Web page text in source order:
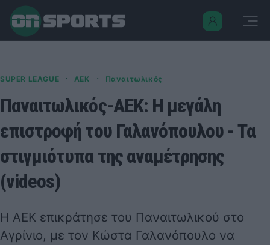
SUPER LEAGUE · ΑΕΚ · Παναιτωλικός
Παναιτωλικός-ΑΕΚ: H μεγάλη
επιστροφή του Γαλανόπουλου - Τα
στιγμιότυπα της αναμέτρησης
(videos)
Η ΑΕΚ επικράτησε του Παναιτωλικού στο
Αγρίνιο, με τον Κώστα Γαλανόπουλο να